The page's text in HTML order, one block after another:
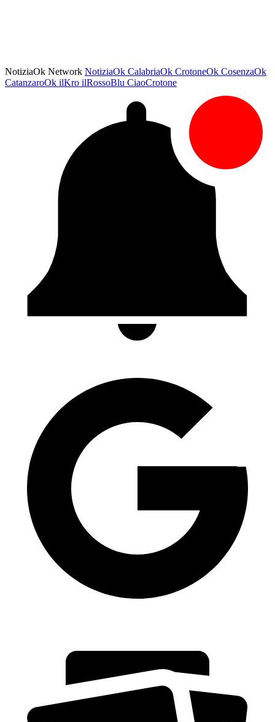
NotiziaOk Network NotiziaOk CalabriaOk CrotoneOk CosenzaOk
CatanzaroOk ilKro ilRossoBlu CiaoCrotone